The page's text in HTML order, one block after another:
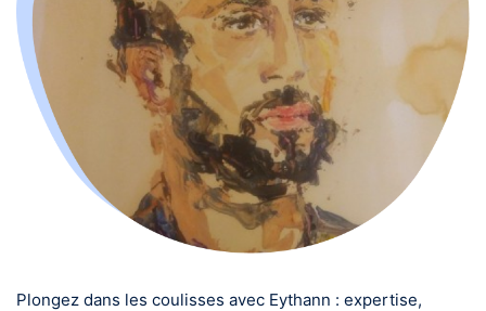
Plongez dans les coulisses avec Eythann : expertise,